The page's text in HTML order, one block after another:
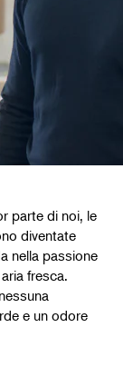
parte di noi, le
diventate
nella passione
fresca.
e un odore